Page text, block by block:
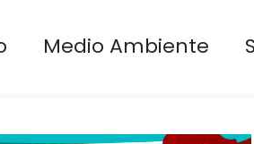
Medio Ambiente